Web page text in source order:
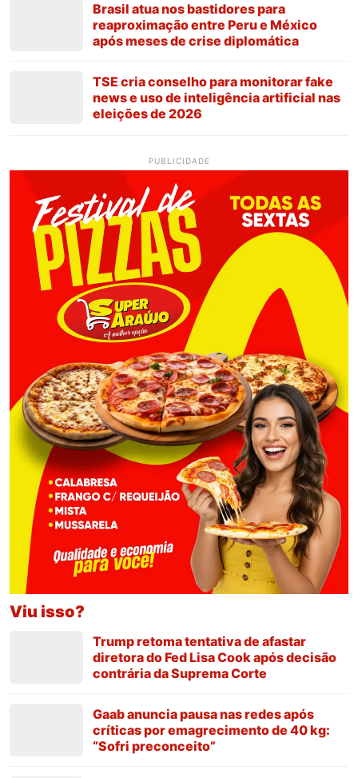
Brasil atua nos bastidores para
reaproximação entre Peru e México
após meses de crise diplomática
TSE cria conselho para monitorar fake
news e uso de inteligência artificial nas
eleições de 2026
PUBLICIDADE
Viu isso?
Trump retoma tentativa de afastar
diretora do Fed Lisa Cook após decisão
contrária da Suprema Corte
Gaab anuncia pausa nas redes após
críticas por emagrecimento de 40 kg:
“Sofri preconceito”